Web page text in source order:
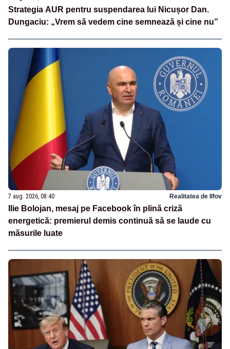
Strategia AUR pentru suspendarea lui Nicușor Dan.
Dungaciu: „Vrem să vedem cine semnează și cine nu”
7 aug. 2026, 08:40 Realitatea de Ilfov
Ilie Bolojan, mesaj pe Facebook în plină criză
energetică: premierul demis continuă să se laude cu
măsurile luate